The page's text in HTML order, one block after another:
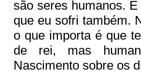
são seres humanos.
que eu sofri também.
o que importa é que
de rei, mas
Nascimento sobre os